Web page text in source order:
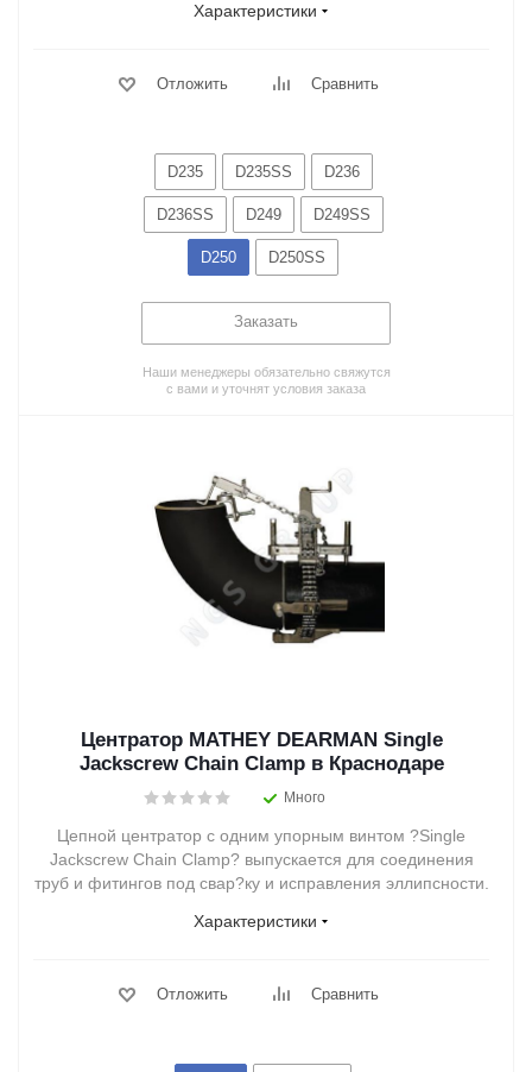
Характеристики
Отложить Сравнить
D235 D235SS D236
D236SS D249 D249SS
D250 D250SS
Заказать
Наши менеджеры обязательно свяжутся
с вами и уточнят условия заказа
Центратор MATHEY DEARMAN Single
Jackscrew Chain Clamp в Краснодаре
Много
Цепной центратор с одним упорным винтом ?Single
Jackscrew Chain Clamp? выпускается для соединения
труб и фитингов под свар?ку и исправления эллипсности.
Характеристики
Отложить Сравнить